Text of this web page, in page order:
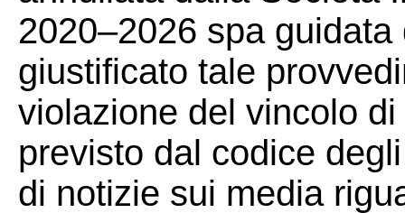
2020–2026 spa
giustificato tale
violazione del vincolo
previsto dal codice
di notizie sui media